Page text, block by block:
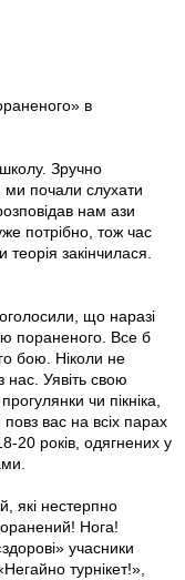
в
Зручно
ми почали слухати
нам ази
потрібно, тож час
закінчилася.
що наразі
пораненого. Все б
бою. Ніколи не
нас. Уявіть свою
чи пікніка,
вас на всіх парах
20 років, одягнених у
які нестерпно
Нога!
учасники
турнікет!»,